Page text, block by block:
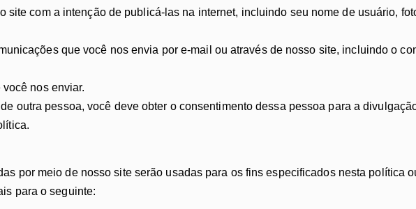
site com a intenção de publicá-las na internet, incluindo seu nome de usuário,
que você nos envia por e-mail ou através de nosso site, incluindo o
nos enviar.
outra pessoa, você deve obter o consentimento dessa pessoa para a
por meio de nosso site serão usadas para os fins especificados nesta política
para o seguinte: